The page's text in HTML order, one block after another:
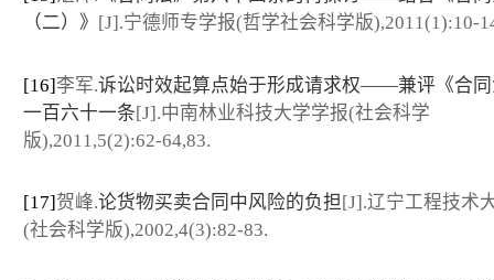
（二）》 [J].宁德师专学报(哲学社会科学版),2011(1):10-
[16]李军.诉讼时效起算点始于形成请求权——兼评《合
一百六十一条[J].中南林业科技大学学报(社会科学
版),2011,5(2):62-64,83.
[17] 贺峰.论货物买卖合同中风险的负担[J].辽宁工程技术
(社会科学版),2002,4(3):82-83.